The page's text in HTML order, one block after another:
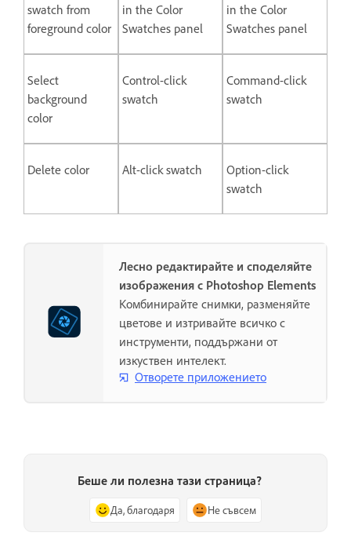
swatch from
foreground color
in the Color
Swatches panel
in the Color
Swatches panel
Select
background
color
Control-click
swatch
Command-click
swatch
Delete color Alt-click swatch
Option-click
swatch
Лесно редактирайте и споделяйте
изображения с Photoshop Elements
Комбинирайте снимки, разменяйте
цветове и изтривайте всичко с
инструменти, поддържани от
изкуствен интелект.
Отворете приложението
Беше ли полезна тази страница?
Да, благодаря Не съвсем